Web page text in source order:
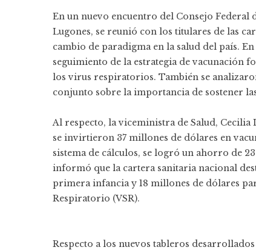
En un nuevo encuentro del Consejo Federal
Lugones, se reunió con los titulares de las
cambio de paradigma en la salud del país.
seguimiento de la estrategia de vacunación
los virus respiratorios. También se
conjunto sobre la importancia de sostener
Al respecto, la viceministra de Salud,
se invirtieron 37 millones de dólares en
sistema de cálculos, se logró un ahorro de
informó que la cartera sanitaria nacional
primera infancia y 18 millones de dólares
Respiratorio (VSR).
Respecto a los nuevos tableros